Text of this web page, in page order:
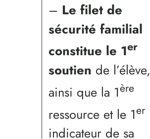
– Le filet de
sécurité familial
constitue le 1er
soutien de l’élève,
ainsi que la 1ère
ressource et le 1er
indicateur de sa